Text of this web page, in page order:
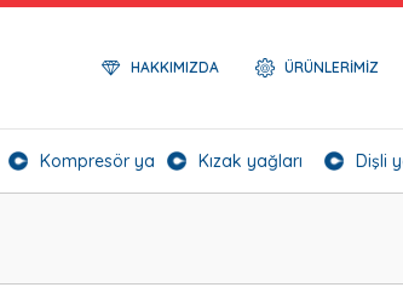
HAKKIMIZDA ÜRÜNLERIMIZ
Kompresör yağları Kızak yağları Dişli